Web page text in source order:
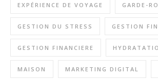
EXPÉRIENCE DE VOYAGE GARDE-
GESTION DU STRESS GESTION
GESTION FINANCIERE
MAISON MARKETING DIGITAL